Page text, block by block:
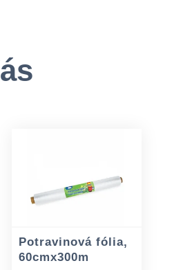
Potravinová fólia,
60cmx300m